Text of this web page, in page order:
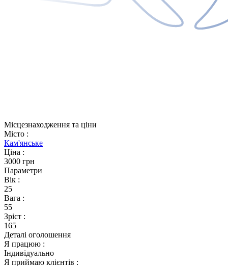
Місцезнаходження та ціни
Місто :
Кам'янське
Ціна :
3000 грн
Параметри
Вік :
25
Вага :
55
Зріст :
165
Деталі оголошення
Я працюю :
Індивідуально
Я приймаю клієнтів :